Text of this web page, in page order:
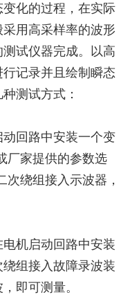
化的过程，在实际
用高采样率的波形
试仪器完成。以高
记录并且绘制瞬态
测试方式：
路中安装一个变
厂家提供的参数选
绕组接入示波器，
启动回路中安装
组接入故障录波装
即可测量。